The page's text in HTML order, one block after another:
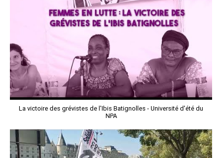
La victoire des grévistes de l'Ibis Batignolles - Université d'été du
NPA